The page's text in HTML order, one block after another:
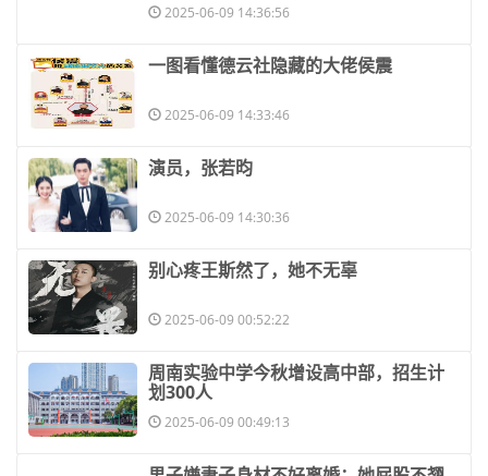
2025-06-09 14:36:56
​一图看懂德云社隐藏的大佬侯震
2025-06-09 14:33:46
​演员，张若昀
2025-06-09 14:30:36
​别心疼王斯然了，她不无辜
2025-06-09 00:52:22
​周南实验中学今秋增设高中部，招生计
划300人
2025-06-09 00:49:13